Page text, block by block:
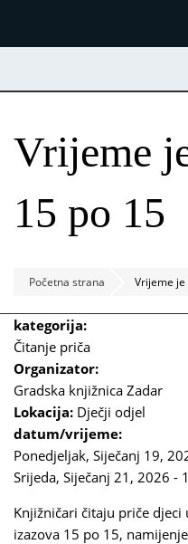
Vrijeme
15 po 15
Početna strana Vrijeme
kategorija:
Čitanje priča
Organizator:
Gradska knjižnica Zadar
Lokacija: Dječji odjel
datum/vrijeme:
Ponedjeljak, Siječanj 19,
Srijeda, Siječanj 21, 2026 -
Knjižničari čitaju priče
izazova 15 po 15,